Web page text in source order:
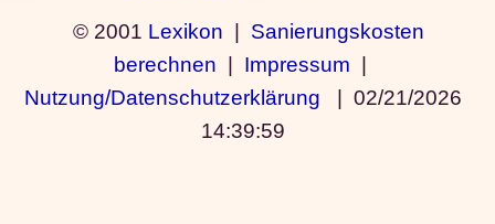
© 2001 Lexikon | Sanierungskosten
berechnen | Impressum |
Nutzung/Datenschutzerklärung | 02/21/2026
14:39:59